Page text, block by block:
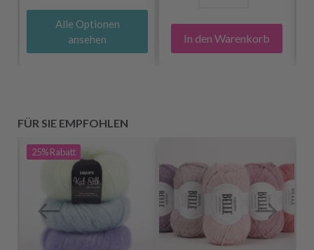
Alle Optionen
ansehen
In den Warenkorb
FÜR SIE EMPFOHLEN
25%Rabatt